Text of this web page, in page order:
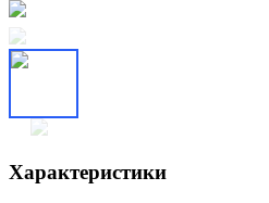
Характеристики